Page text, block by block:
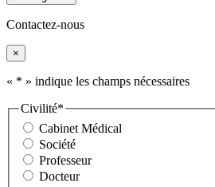
Contactez-nous
×
« * » indique les champs nécessaires
Civilité*
Cabinet Médical
Société
Professeur
Docteur